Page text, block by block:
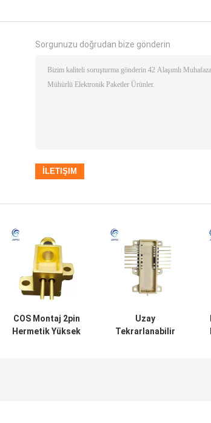
Sorgunuzu doğrudan bize gönderin
COS Montaj 2pin
Hermetik Yüksek
Uzay
Tekrarlanabilir